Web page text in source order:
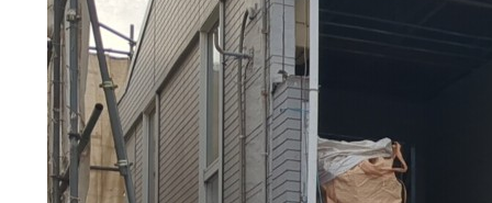
選ばれる理由
解体工事の流れ